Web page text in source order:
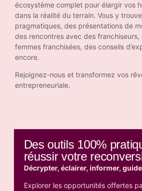
écosystème complet pour élargir vos
dans la réalité du terrain. Vous y
pragmatiques, des présentations de
des rencontres avec des
femmes franchisées, des conseils
encore.
Rejoignez-nous et transformez vos
entrepreneuriale.
Des outils 100%
réussir votre
Décrypter, éclairer, informer,
Explorer les opportunités offertes